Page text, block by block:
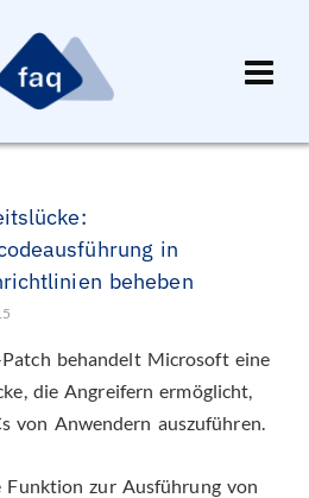
in
beheben
behandelt Microsoft eine
die Angreifern ermöglicht,
von Anwendern auszuführen.
zur Ausführung von